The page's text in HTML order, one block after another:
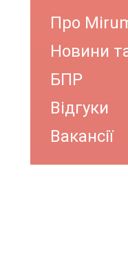
Про
Новини
БПР
Відгуки
Вакансії